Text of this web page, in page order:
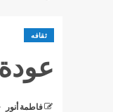
ثقافه
فاطمة أنور